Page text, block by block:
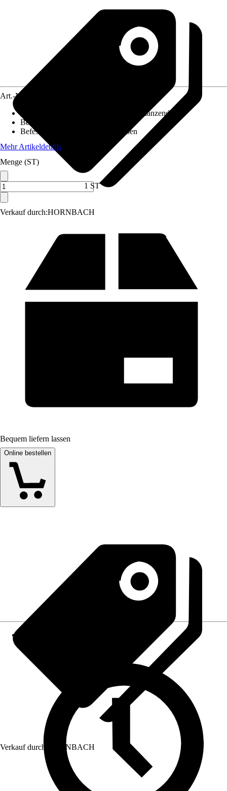
Verkauf durch:HORNBACH
Art.-Nr.
Glänzend
Beiliegende Befestigung
Befestigungsmöglichkeit
Schrauben
Mehr Artikeldetails
Menge (ST)
1 ST
Bequem liefern lassen
Online bestellen
Verkauf durch: HORNBACH